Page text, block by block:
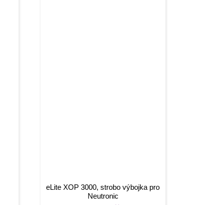
eLite XOP 3000, strobo výbojka pro
Neutronic